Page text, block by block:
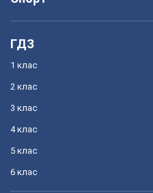
ГДЗ
1 клас
2 клас
3 клас
4 клас
5 клас
6 клас